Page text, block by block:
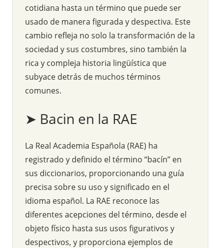
cotidiana hasta un término que puede ser
usado de manera figurada y despectiva. Este
cambio refleja no solo la transformación de la
sociedad y sus costumbres, sino también la
rica y compleja historia lingüística que
subyace detrás de muchos términos
comunes.
➤ Bacin en la RAE
La Real Academia Española (RAE) ha
registrado y definido el término “bacín” en
sus diccionarios, proporcionando una guía
precisa sobre su uso y significado en el
idioma español. La RAE reconoce las
diferentes acepciones del término, desde el
objeto físico hasta sus usos figurativos y
despectivos, y proporciona ejemplos de